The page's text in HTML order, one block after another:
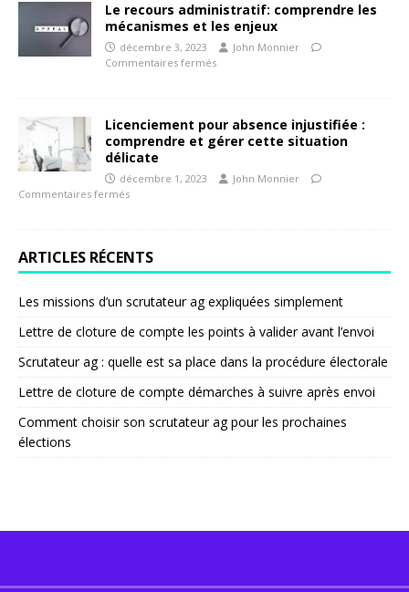
Le recours administratif: comprendre les
mécanismes et les enjeux
décembre 3, 2023
John Monnier
Commentaires fermés
Licenciement pour absence injustifiée :
comprendre et gérer cette situation
délicate
décembre 1, 2023
John Monnier
Commentaires fermés
ARTICLES RÉCENTS
Les missions d’un scrutateur ag expliquées simplement
Lettre de cloture de compte les points à valider avant l’envoi
Scrutateur ag : quelle est sa place dans la procédure électorale
Lettre de cloture de compte démarches à suivre après envoi
Comment choisir son scrutateur ag pour les prochaines
élections